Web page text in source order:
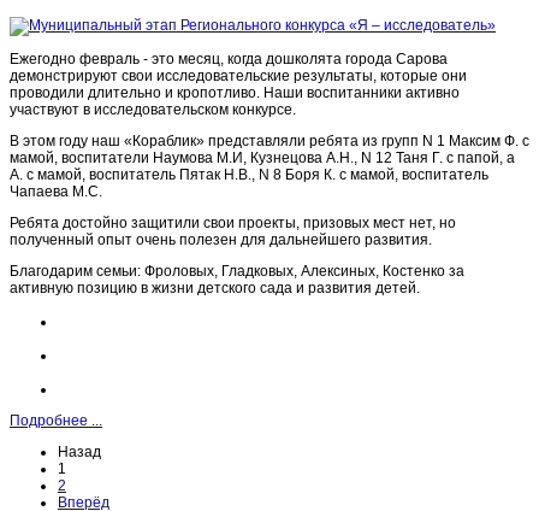
Ежегодно февраль - это месяц, когда дошколята города Сарова
демонстрируют свои исследовательские результаты, которые они
проводили длительно и кропотливо. Наши воспитанники активно
участвуют в исследовательском конкурсе.
В этом году наш «Кораблик» представляли ребята из групп N 1 Максим Ф. с
мамой, воспитатели Наумова М.И, Кузнецова А.Н., N 12 Таня Г. с папой, а
А. с мамой, воспитатель Пятак Н.В., N 8 Боря К. с мамой, воспитатель
Чапаева М.С.
Ребята достойно защитили свои проекты, призовых мест нет, но
полученный опыт очень полезен для дальнейшего развития.
Благодарим семьи: Фроловых, Гладковых, Алексиных, Костенко за
активную позицию в жизни детского сада и развития детей.
Подробнее ...
Назад
1
2
Вперёд